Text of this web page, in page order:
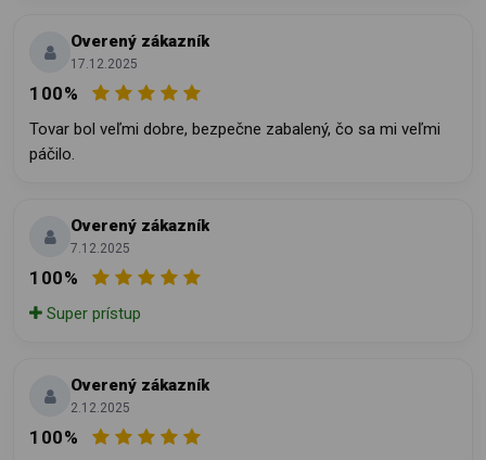
Overený zákazník
17.12.2025
100%
Tovar bol veľmi dobre, bezpečne zabalený, čo sa mi veľmi
páčilo.
Overený zákazník
7.12.2025
100%
Super prístup
Overený zákazník
2.12.2025
100%